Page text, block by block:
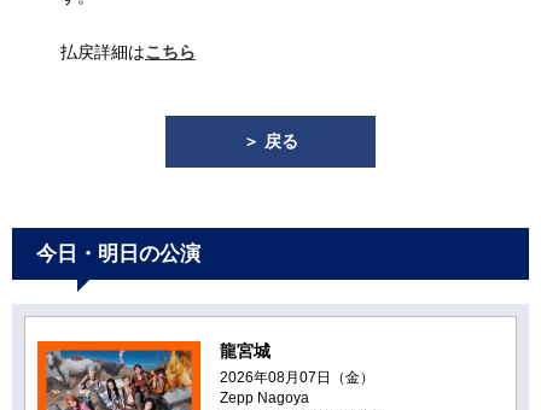
払戻詳細はこちら
＞ 戻る
今日・明日の公演
龍宮城
2026年08月07日（金）
Zepp Nagoya